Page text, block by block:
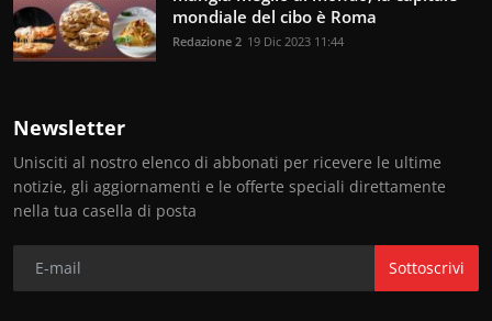
mondiale del cibo è Roma
Redazione 2 19 Dic 2023 11:44
Newsletter
Unisciti al nostro elenco di abbonati per ricevere le ultime
notizie, gli aggiornamenti e le offerte speciali direttamente
nella tua casella di posta
Sottoscrivi